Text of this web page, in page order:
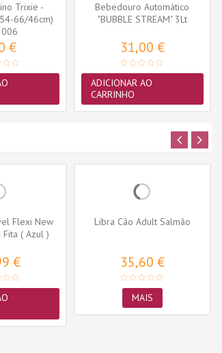
Trixie -
66/46cm)
€
Bebedouro Automático
"BUBBLE STREAM" 3Lt
31,00 €
ADICIONAR AO
CARRINHO
Flexi New
Fita ( Azul )
€
Libra Cão Adult Salmão
35,60 €
MAIS